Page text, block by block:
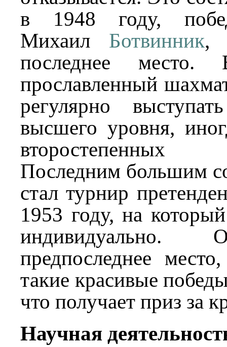
в 1948 году,
Михаил Ботвинник,
последнее
прославленный
регулярно
высшего уровня,
второстепенных
Последним большим
стал турнир
1953 году, на
индивидуально.
предпоследнее
такие красивые
что получает приз за
Научная